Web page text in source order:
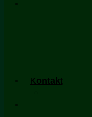
Kontakt